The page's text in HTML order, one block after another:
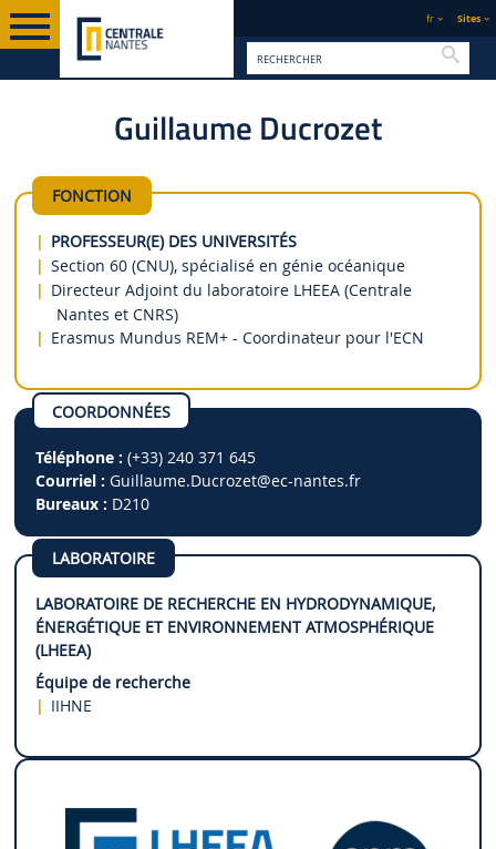
fr Sites
ANNUAIRE
Guillaume Ducrozet
FONCTION
PROFESSEUR(E) DES UNIVERSITÉS
Section 60 (CNU), spécialisé en génie océanique
Directeur Adjoint du laboratoire LHEEA (Centrale
Nantes et CNRS)
Erasmus Mundus REM+ - Coordinateur pour l'ECN
COORDONNÉES
Téléphone : (+33) 240 371 645
Courriel : Guillaume.Ducrozet@ec-nantes.fr
Bureaux : D210
LABORATOIRE
LABORATOIRE DE RECHERCHE EN HYDRODYNAMIQUE,
ÉNERGÉTIQUE ET ENVIRONNEMENT ATMOSPHÉRIQUE
(LHEEA)
Équipe de recherche
IIHNE